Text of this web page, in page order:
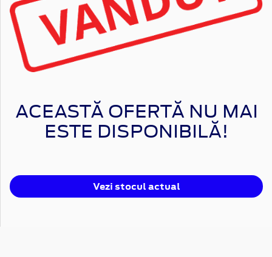
ACEASTĂ OFERTĂ NU MAI
ESTE DISPONIBILĂ!
Vezi stocul actual